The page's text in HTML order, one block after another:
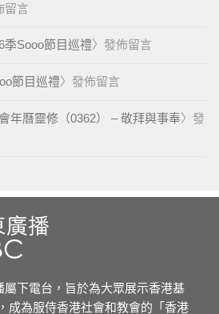
留言
季Sooo節目巡禮〉發佈留言
節目巡禮〉發佈留言
年曆靈修（0362） – 敬拜與事奉〉發
屬下電台，旨於為大眾展示香港基
成為服侍香港社會和教會的「香港